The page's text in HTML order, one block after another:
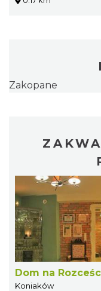
Zakopane
Dom na
Koniaków